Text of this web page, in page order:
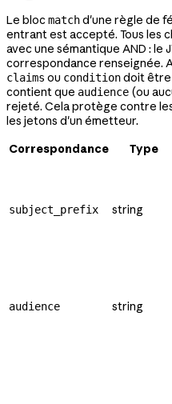
Le bloc matchd'une règle de
entrant est accepté. Tous les
avec une sémantique AND : le
correspondance renseignée.
claims ou conditiondoit être
contient que audience (ou
rejeté. Cela protège contre
les jetons d'un émetteur.
Correspondance
Type
subject_prefix string
audience string